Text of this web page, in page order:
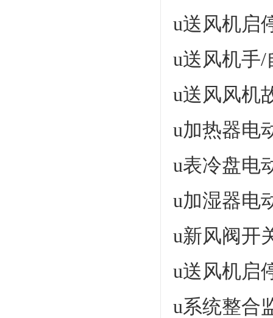
u送风机启
u送风机手/
u送风风机
u加热器电
u表冷盘电
u加湿器电
u新风阀开
u送风机启
u系统整合